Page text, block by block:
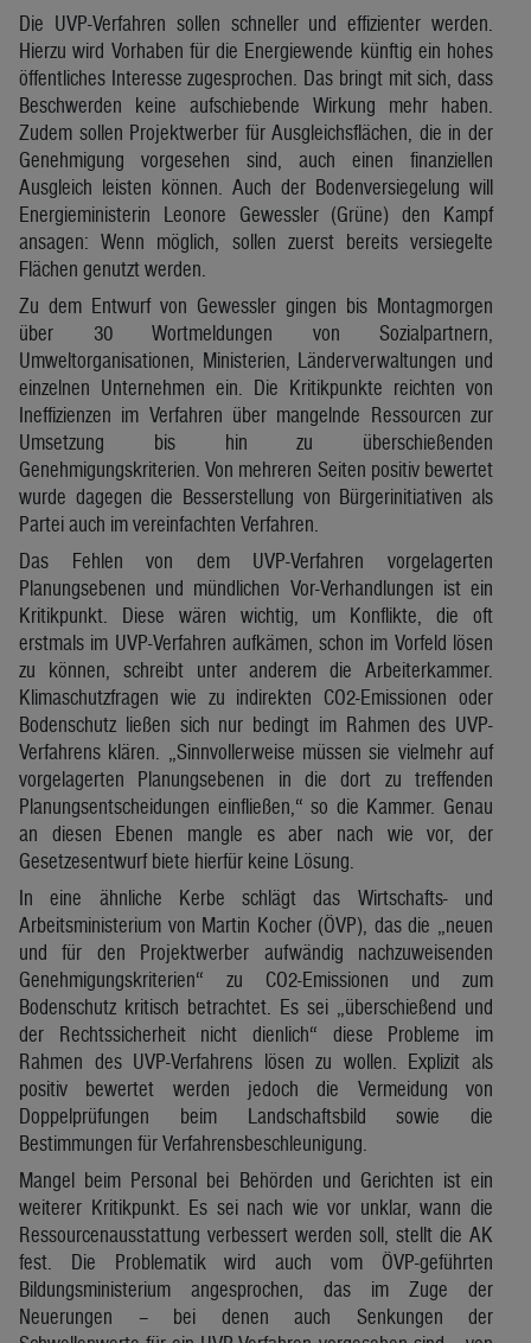
Die UVP-Verfahren sollen schneller und effizienter werden.
Hierzu wird Vorhaben für die Energiewende künftig ein hohes
öffentliches Interesse zugesprochen. Das bringt mit sich, dass
Beschwerden keine aufschiebende Wirkung mehr haben.
Zudem sollen Projektwerber für Ausgleichsflächen, die in der
Genehmigung vorgesehen sind, auch einen finanziellen
Ausgleich leisten können. Auch der Bodenversiegelung will
Energieministerin Leonore Gewessler (Grüne) den Kampf
ansagen: Wenn möglich, sollen zuerst bereits versiegelte
Flächen genutzt werden.
Zu dem Entwurf von Gewessler gingen bis Montagmorgen
über 30 Wortmeldungen von Sozialpartnern,
Umweltorganisationen, Ministerien, Länderverwaltungen und
einzelnen Unternehmen ein. Die Kritikpunkte reichten von
Ineffizienzen im Verfahren über mangelnde Ressourcen zur
Umsetzung bis hin zu überschießenden
Genehmigungskriterien. Von mehreren Seiten positiv bewertet
wurde dagegen die Besserstellung von Bürgerinitiativen als
Partei auch im vereinfachten Verfahren.
Das Fehlen von dem UVP-Verfahren vorgelagerten
Planungsebenen und mündlichen Vor-Verhandlungen ist ein
Kritikpunkt. Diese wären wichtig, um Konflikte, die oft
erstmals im UVP-Verfahren aufkämen, schon im Vorfeld lösen
zu können, schreibt unter anderem die Arbeiterkammer.
Klimaschutzfragen wie zu indirekten CO2-Emissionen oder
Bodenschutz ließen sich nur bedingt im Rahmen des UVP-
Verfahrens klären. „Sinnvollerweise müssen sie vielmehr auf
vorgelagerten Planungsebenen in die dort zu treffenden
Planungsentscheidungen einfließen,“ so die Kammer. Genau
an diesen Ebenen mangle es aber nach wie vor, der
Gesetzesentwurf biete hierfür keine Lösung.
In eine ähnliche Kerbe schlägt das Wirtschafts- und
Arbeitsministerium von Martin Kocher (ÖVP), das die „neuen
und für den Projektwerber aufwändig nachzuweisenden
Genehmigungskriterien“ zu CO2-Emissionen und zum
Bodenschutz kritisch betrachtet. Es sei „überschießend und
der Rechtssicherheit nicht dienlich“ diese Probleme im
Rahmen des UVP-Verfahrens lösen zu wollen. Explizit als
positiv bewertet werden jedoch die Vermeidung von
Doppelprüfungen beim Landschaftsbild sowie die
Bestimmungen für Verfahrensbeschleunigung.
Mangel beim Personal bei Behörden und Gerichten ist ein
weiterer Kritikpunkt. Es sei nach wie vor unklar, wann die
Ressourcenausstattung verbessert werden soll, stellt die AK
fest. Die Problematik wird auch vom ÖVP-geführten
Bildungsministerium angesprochen, das im Zuge der
Neuerungen – bei denen auch Senkungen der